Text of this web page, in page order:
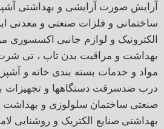
آرایش صورت آرایشی و بهداشتی
ساختمانی و فلزات صنعتی و معدنی
الکترونیک و لوازم جانبی اکسسوری
بهداشت و مراقبت بدن تاپ ، تی
مواد و خدمات بسته بندی خانه و
درب ضدسرقت دستگاهها و تجهیزات
صنعتی ساختمان سلولوزی و
بهداشتی صنایع الکتریک و روشنایی